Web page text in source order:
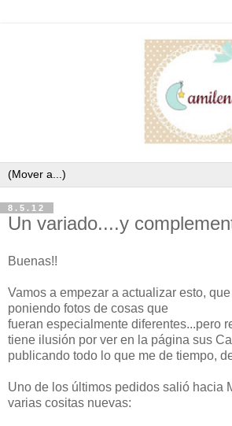
8.5.12
Un variado....y
Buenas!!
Vamos a empezar a actualizar esto,
poniendo fotos de cosas que
fueran especialmente diferentes...pero
tiene ilusión por ver en la página sus
publicando todo lo que me de tiempo,
Uno de los últimos pedidos salió hacia
varias cositas nuevas: